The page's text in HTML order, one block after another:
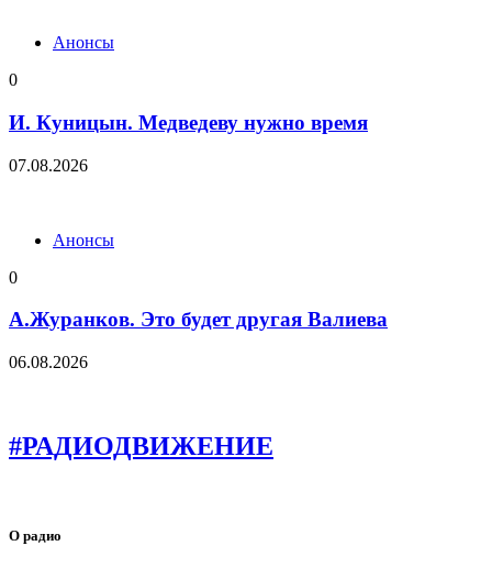
Анонсы
0
И. Куницын. Медведеву нужно время
07.08.2026
Анонсы
0
А.Журанков. Это будет другая Валиева
06.08.2026
#РАДИОДВИЖЕНИЕ
О радио